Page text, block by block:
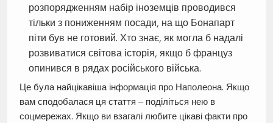
розпорядженням набір іноземців проводився
тільки з пониженням посади, на що Бонапарт
піти був не готовий. Хто знає, як могла б надалі
розвиватися світова історія, якщо б француз
опинився в рядах російського війська.
Це була найцікавіша інформація про Наполеона. Якщо
вам сподобалася ця стаття – поділіться нею в
соцмережах. Якщо ви взагалі любите цікаві факти про